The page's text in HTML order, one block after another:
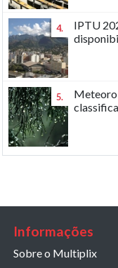
4.
IPTU
5.
Informações
Sobre o Multiplix